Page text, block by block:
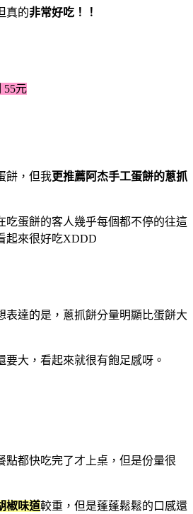
真的非常好吃！！
55元
餅，但我更推薦阿杰手工蛋餅的蔥抓
吃蛋餅的客人幾乎每個都不停的往這
起來很好吃XDDD
表達的是，蔥抓餅分量明顯比蛋餅大
要大，看起來就很有飽足感呀。
點都快吃完了才上桌，但是份量很
椒味道較重，但是蓬蓬鬆鬆的口感還